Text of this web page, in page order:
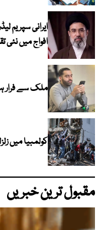
ایرانی سپریم
افواج میں نئی
ملک سے فرار
کولمبیا میں زلزلے
مقبول ترین خبریں